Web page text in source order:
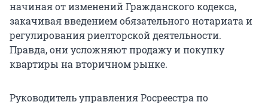
начиная от изменений Гражданского кодекса,
закачивая введением обязательного нотариата и
регулирования риелторской деятельности.
Правда, они усложняют продажу и покупку
квартиры на вторичном рынке.
Руководитель управления Росреестра по